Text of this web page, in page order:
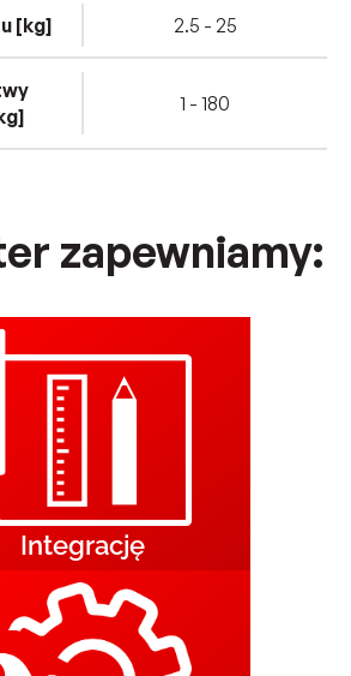
[kg] 2.5 - 25
1 - 180
zapewniamy:
Integrację